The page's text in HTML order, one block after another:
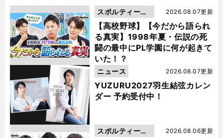
【高校野球】【今だから語られ
る真実】1998年夏・伝説の死
闘の最中にPL学園に何が起きて
いた！？
2026.08.07更新
スポルティーバ
動画
YUZURU2027羽生結弦カレン
ダー 予約受付中！
2026.08.07更新
ニュース
2026.08.06更新
スポルティーバ